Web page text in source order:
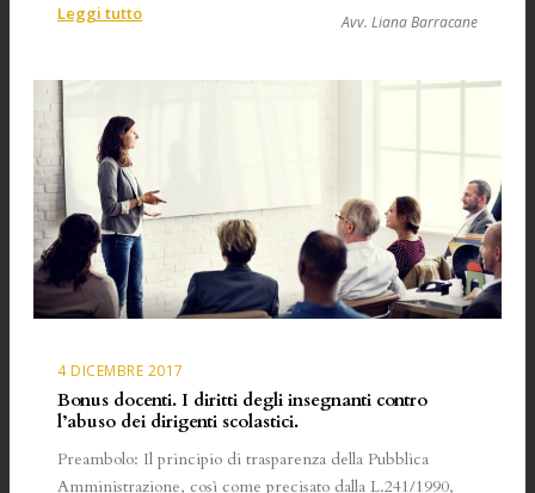
Leggi tutto:
professionale
nei
rapporti
con
la
nel
bilanciamento
con
il
diritto
Avv. Liana Barracane
4 DICEMBRE 2017
Bonus docenti. I diritti degli insegnanti contro
l’abuso dei dirigenti scolastici.
Preambolo: Il principio di trasparenza della Pubblica
Amministrazione, così come precisato dalla L.241/1990,